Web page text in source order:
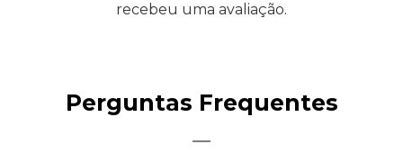
recebeu uma avaliação.
Perguntas Frequentes